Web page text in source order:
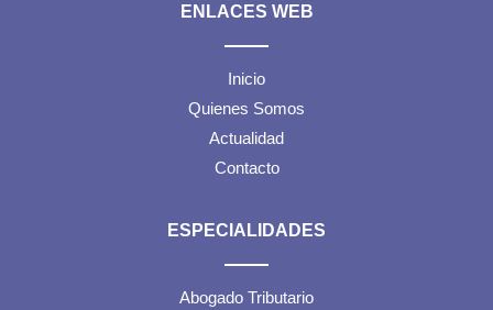
ENLACES WEB
Inicio
Quienes Somos
Actualidad
Contacto
ESPECIALIDADES
Abogado Tributario